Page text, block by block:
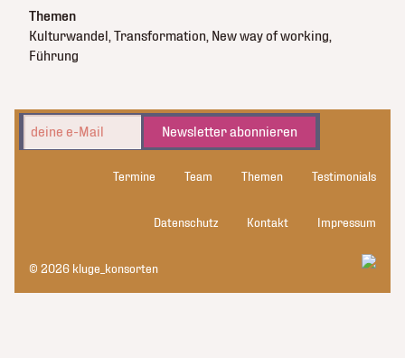
Themen
Kulturwandel, Transformation, New way of working,
Führung
Newsletter abonnieren
Termine Team Themen Testimonials
Datenschutz Kontakt Impressum
© 2026 kluge_konsorten